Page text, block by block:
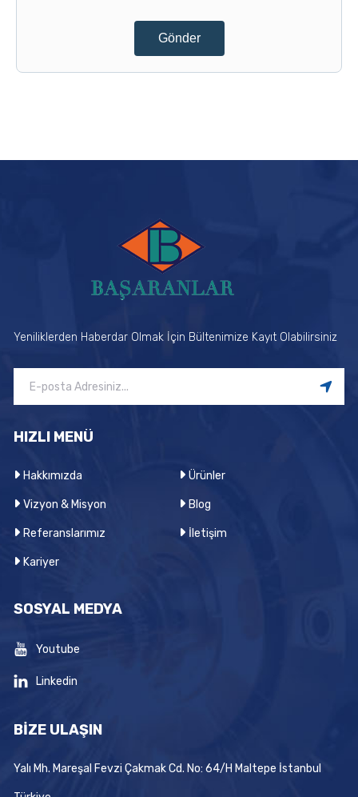
Gönder
Yeniliklerden Haberdar Olmak İçin Bültenimize Kayıt Olabilirsiniz
HIZLI MENÜ
Hakkımızda
Vizyon & Misyon
Referanslarımız
Kariyer
Ürünler
Blog
İletişim
SOSYAL MEDYA
Youtube
Linkedin
BİZE ULAŞIN
Yalı Mh. Mareşal Fevzi Çakmak Cd. No: 64/H Maltepe İstanbul